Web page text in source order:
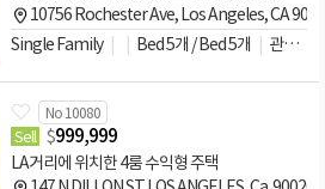
10756 Rochester Ave, Los Angeles, CA
Single Family
Bed 5개 / Bed 5개 관리비문의
No 10080
Sell $999,999
LA거리에 위치한 4룸 수익형 주택